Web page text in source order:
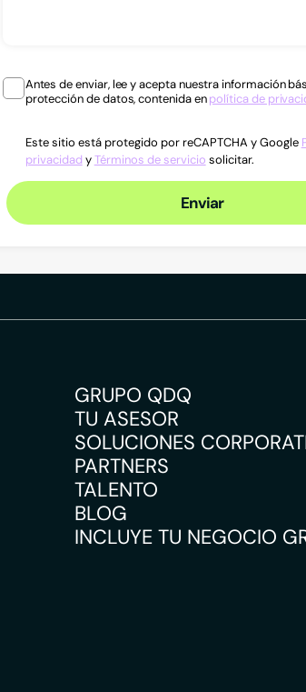
Antes de enviar, lee y acepta nuestra información
protección de datos, contenida enpolítica de
Este sitio está protegido por reCAPTCHA y Google
privacidad yTérminos de servicio solicitar.
Enviar
GRUPO QDQ
TU ASESOR
SOLUCIONES
PARTNERS
TALENTO
BLOG
INCLUYE TU NEGOCIO